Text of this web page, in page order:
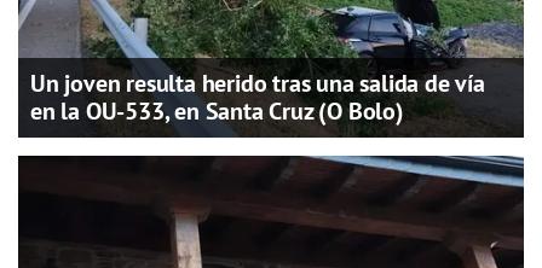
Un joven resulta herido tras una salida de vía
en la OU-533, en Santa Cruz (O Bolo)